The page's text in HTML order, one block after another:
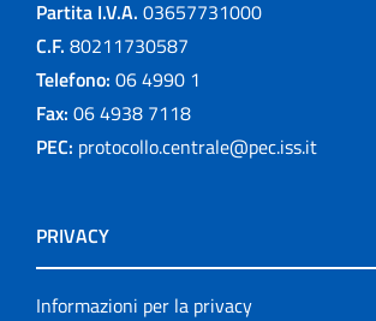
Partita I.V.A. 03657731000
C.F. 80211730587
Telefono: 06 4990 1
Fax: 06 4938 7118
PEC: protocollo.centrale@pec.iss.it
PRIVACY
Informazioni per la privacy